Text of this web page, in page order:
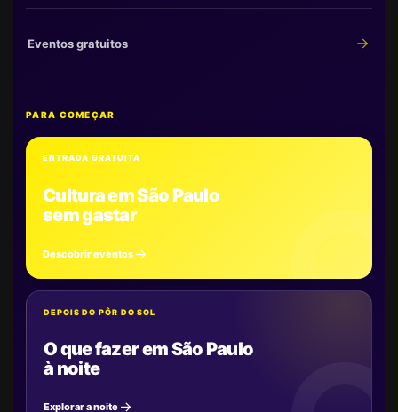
Eventos gratuitos
PARA COMEÇAR
ENTRADA GRATUITA
Cultura em São Paulo
sem gastar
Descobrir eventos
DEPOIS DO PÔR DO SOL
O que fazer em São Paulo
à noite
Explorar a noite